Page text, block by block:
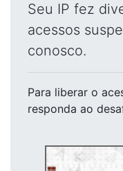
Seu IP fez
acessos
conosco.
Para liberar o
responda ao